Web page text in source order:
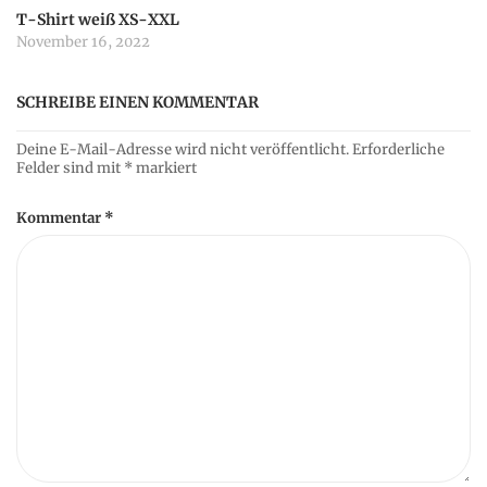
T-Shirt weiß XS-XXL
November 16, 2022
SCHREIBE EINEN KOMMENTAR
Deine E-Mail-Adresse wird nicht veröffentlicht.Erforderliche
Felder sind mit * markiert
Kommentar *